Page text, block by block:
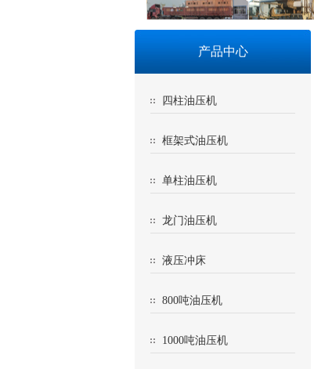
产品中心
四柱油压机
框架式油压机
单柱油压机
龙门油压机
液压冲床
800吨油压机
1000吨油压机